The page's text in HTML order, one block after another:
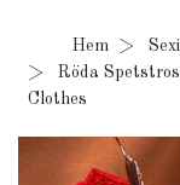
Hem
Röda
Clothes